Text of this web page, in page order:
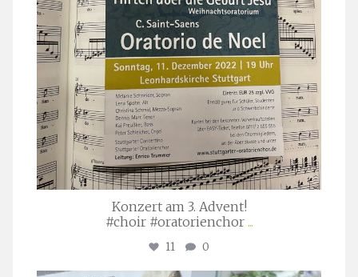
Konzert am 3. Advent!
#choir #oratorienchor ...
11 0